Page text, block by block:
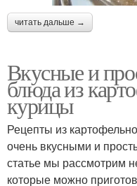
читать дальше →
Вкусные и
блюда из
курицы
Рецепты из
очень вкусными и
статье мы рассмотрим
которые можно